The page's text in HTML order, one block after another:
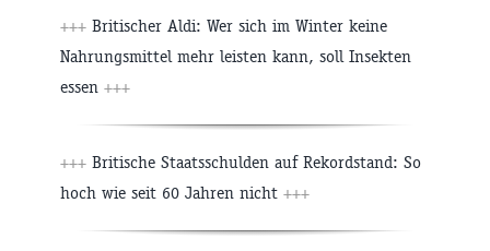
+++ Britischer Aldi: Wer sich im Winter keine
Nahrungsmittel mehr leisten kann, soll Insekten
essen +++
+++ Britische Staatsschulden auf Rekordstand: So
hoch wie seit 60 Jahren nicht +++